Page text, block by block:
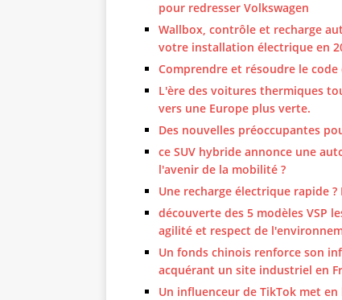
pour redresser Volkswagen
Wallbox, contrôle et recharge
votre installation électrique en
Comprendre et résoudre le
L'ère des voitures thermiques
vers une Europe plus verte.
Des nouvelles préoccupantes
ce SUV hybride annonce une
l'avenir de la mobilité ?
Une recharge électrique rapide
découverte des 5 modèles VSP
agilité et respect de
Un fonds chinois renforce son
acquérant un site industriel en
Un influenceur de TikTok met